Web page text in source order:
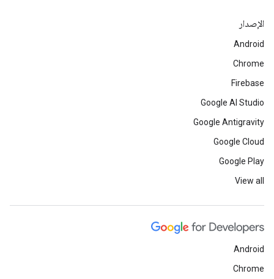
الإصدار
Android
Chrome
Firebase
Google AI Studio
Google Antigravity
Google Cloud
Google Play
View all
Android
Chrome